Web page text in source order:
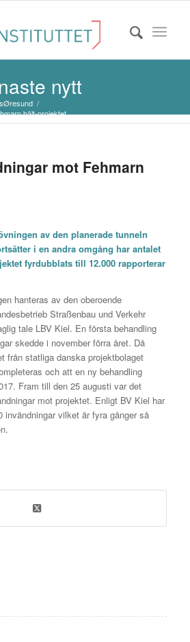
nytt
/
bält-projektet
mot Fehmarn
av den planerade tunneln
i en andra omgång har antalet
fyrdubblats till 12.000 rapporterar
hanteras av den oberoende
Straßenbau und Verkehr
tale LBV Kiel. En första behandling
skedde i november förra året. Då
från statliga danska projektbolaget
och att en ny behandling
Fram till den 25 augusti var det
mot projektet. Enligt BV Kiel har
invändningar vilket är fyra gånger så